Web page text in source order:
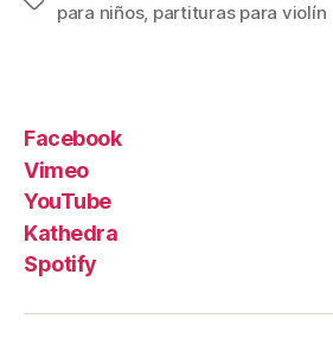
para niños, partituras para violín
Facebook
Vimeo
YouTube
Kathedra
Spotify